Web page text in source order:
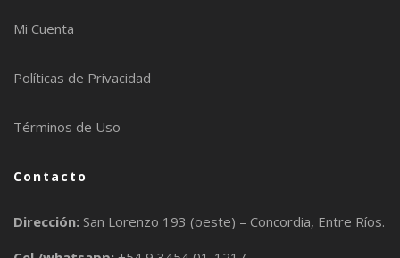
Mi Cuenta
Políticas de Privacidad
Términos de Uso
Contacto
Dirección: San Lorenzo 193 (oeste) – Concordia, Entre Ríos.